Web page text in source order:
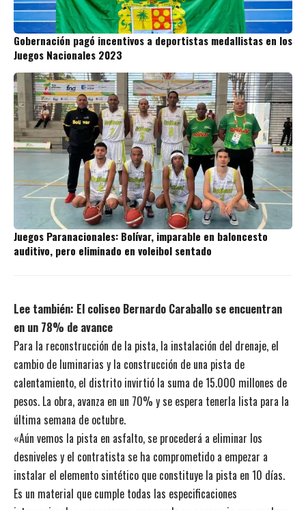
Gobernación pagó incentivos a deportistas medallistas en los
Juegos Nacionales 2023
Juegos Paranacionales: Bolívar, imparable en baloncesto
auditivo, pero eliminado en voleibol sentado
Lee también: El coliseo Bernardo Caraballo se encuentran
en un 78% de avance
Para la reconstrucción de la pista, la instalación del drenaje, el
cambio de luminarias y la construcción de una pista de
calentamiento, el distrito invirtió la suma de 15.000 millones de
pesos. La obra, avanza en un 70% y se espera tenerla lista para la
última semana de octubre.
«Aún vemos la pista en asfalto, se procederá a eliminar los
desniveles y el contratista se ha comprometido a empezar a
instalar el elemento sintético que constituye la pista en 10 días.
Es un material que cumple todas las especificaciones